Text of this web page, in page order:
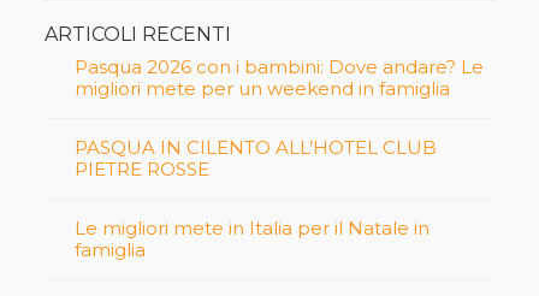
ARTICOLI RECENTI
Pasqua 2026 con i bambini: Dove andare? Le
migliori mete per un weekend in famiglia
PASQUA IN CILENTO ALL’HOTEL CLUB
PIETRE ROSSE
Le migliori mete in Italia per il Natale in
famiglia